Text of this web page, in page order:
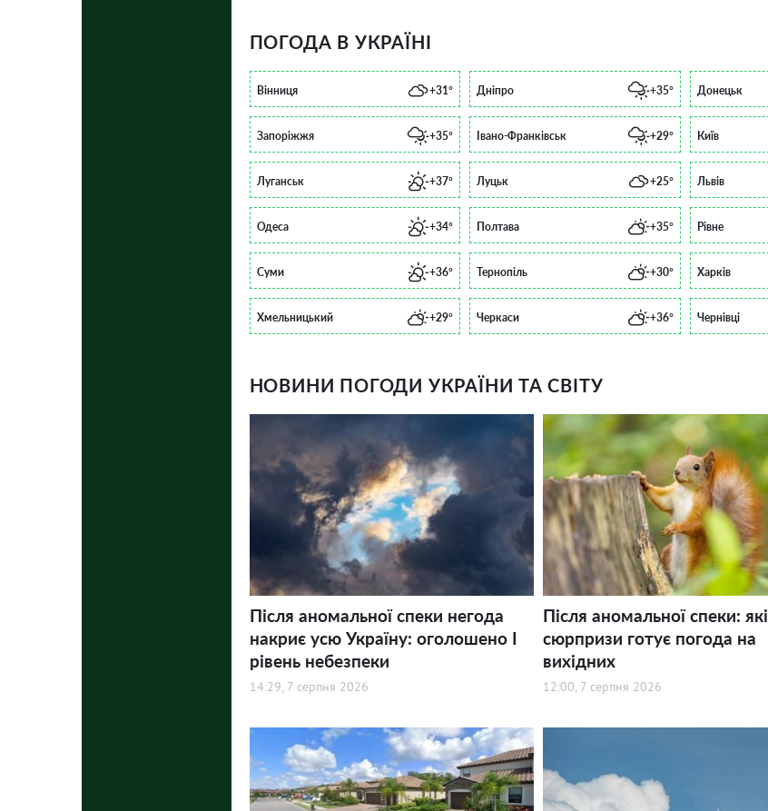
ПОГОДА В УКРАЇНІ
Вінниця +31° Дніпро +35° Донецьк
Запоріжжя +35° Івано-Франківськ +29° Київ
Луганськ +37° Луцьк +25° Львів
Одеса +34° Полтава +35° Рівне
Суми +36° Тернопіль +30° Харків
Хмельницький +29° Черкаси +36° Чернівці
НОВИНИ ПОГОДИ УКРАЇНИ ТА СВІТУ
Після аномальної спеки негода
накриє усю Україну: оголошено І
рівень небезпеки
14:29, 7 серпня 2026
Після аномальної спеки: які
сюрпризи готує погода на
вихідних
12:00, 7 серпня 2026